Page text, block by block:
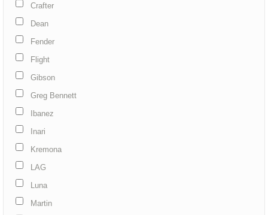
Crafter
Dean
Fender
Flight
Gibson
Greg Bennett
Ibanez
Inari
Kremona
LAG
Luna
Martin